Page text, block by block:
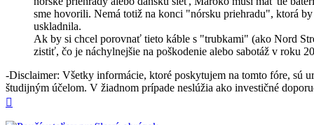
sme hovorili. Nemá totiž na konci "nórsku priehradu", ktorá
uskladnila.
Ak by si chcel porovnať tieto káble s "trubkami" (ako Nord
zistiť, čo je náchylnejšie na poškodenie alebo sabotáž v roku
-Disclaimer: Všetky informácie, ktoré poskytujem na tomto fóre, sú
študijným účelom. V žiadnom prípade neslúžia ako investičné